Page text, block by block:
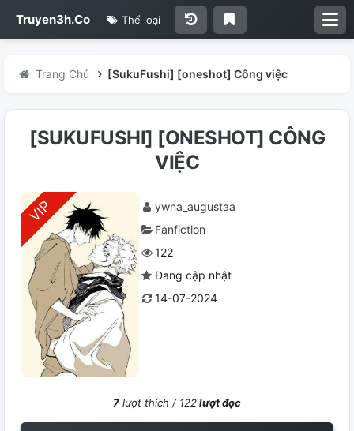
Truyen3h.Co Thể loại
Trang Chủ [SukuFushi] [oneshot] Công việc
[SUKUFUSHI] [ONESHOT] CÔNG
VIỆC
ywna_augustaa
Fanfiction
122
Đang cập nhật
14-07-2024
7 lượt thích / 122lượt đọc